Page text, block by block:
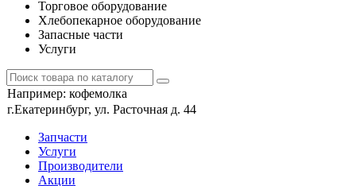
Торговое оборудование
Хлебопекарное оборудование
Запасные части
Услуги
Например: кофемолка
г.Екатеринбург, ул. Расточная д. 44
Запчасти
Услуги
Производители
Акции